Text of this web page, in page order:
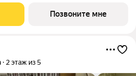
в жилом микрорайоне комфорт-
Позвоните мне
2 этаж из 5